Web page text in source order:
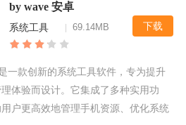
by wave 安卓
系统工具 69.14MB 下载
一款创新的系统工具软件，专为提升
体验而设计。它集成了多种实用功
户更高效地管理手机资源、优化系统